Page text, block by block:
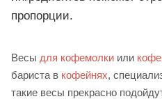
пропорции.
Весы для кофемолки или
бариста в кофейнях,
такие весы прекрасно